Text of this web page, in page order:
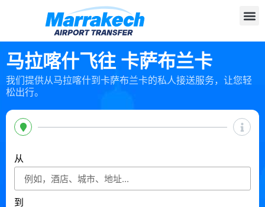
马拉喀什飞往 卡萨布兰卡
我们提供从马拉喀什到卡萨布兰卡的私人接送服务，让您轻
松出行。
从
到